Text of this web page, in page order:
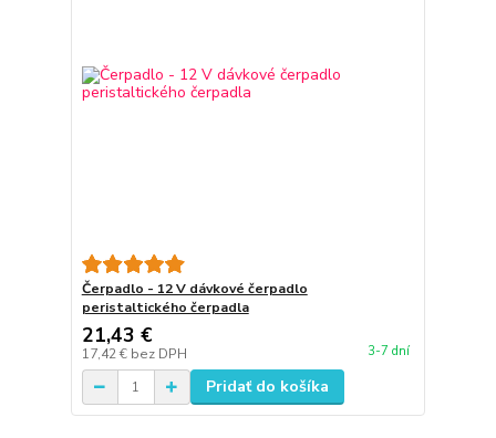
Čerpadlo - 12 V dávkové čerpadlo
peristaltického čerpadla
21,43 €
17,42 € bez DPH 3-7 dní
Pridať do košíka